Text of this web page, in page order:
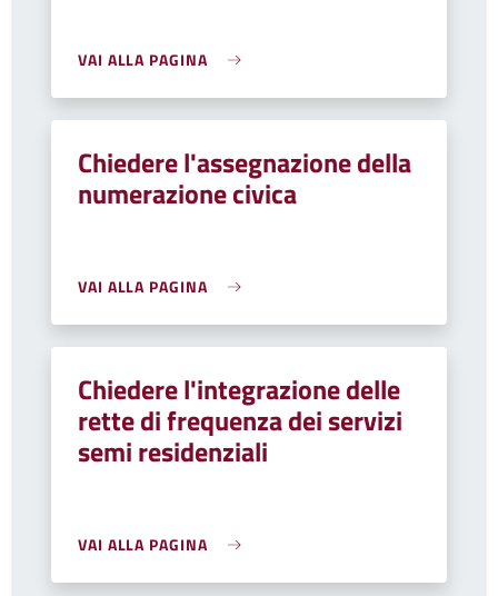
VAI ALLA PAGINA
Chiedere l'assegnazione della
numerazione civica
VAI ALLA PAGINA
Chiedere l'integrazione delle
rette di frequenza dei servizi
semi residenziali
VAI ALLA PAGINA